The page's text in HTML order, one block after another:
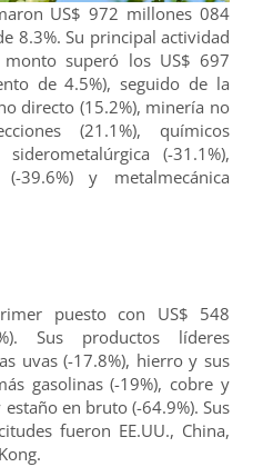
US$ 972 millones 084
8.3%. Su principal actividad
superó los US$ 697
de 4.5%), seguido de la
directo (15.2%), minería no
(21.1%), químicos
(-31.1%),
39.6%) y metalmecánica
puesto con US$ 548
Sus productos líderes
uvas (-17.8%), hierro y sus
gasolinas (-19%), cobre y
en bruto (-64.9%). Sus
fueron EE.UU., China,